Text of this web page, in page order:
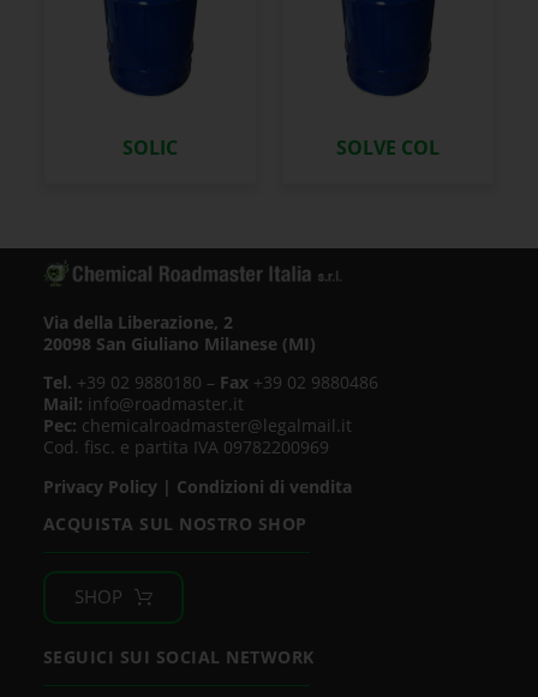
SOLIC SOLVE COL
Via della Liberazione, 2
20098 San Giuliano Milanese (MI)
Tel. +39 02 9880180 – Fax+39 02 9880486
Mail: info@roadmaster.it
Pec: chemicalroadmaster@legalmail.it
Cod. fisc. e partita IVA 09782200969
Privacy Policy| Condizioni di vendita
ACQUISTA SUL NOSTRO SHOP
SHOP
SEGUICI SUI SOCIAL NETWORK